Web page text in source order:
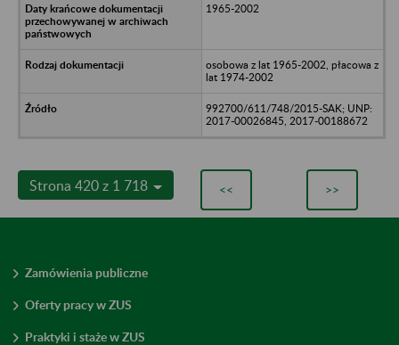
1965-2002
osobowa z lat 1965-2002, płacowa z
lat 1974-2002
992700/611/748/2015-SAK; UNP:
2017-00026845, 2017-00188672
Strona 420 z 1 718 << >>
Zamówienia publiczne
Oferty pracy w ZUS
Praktyki i staże w ZUS